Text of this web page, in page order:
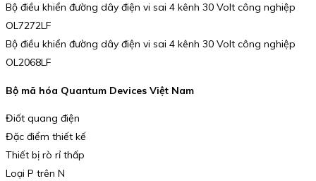
Bộ điều khiển đường dây điện vi sai 4 kênh 30 Volt công nghiệp
OL7272LF
Bộ điều khiển đường dây điện vi sai 4 kênh 30 Volt công nghiệp
OL2068LF
Bộ mã hóa Quantum Devices Việt Nam
Điốt quang điện
Đặc điểm thiết kế
Thiết bị rò rỉ thấp
Loại P trên N